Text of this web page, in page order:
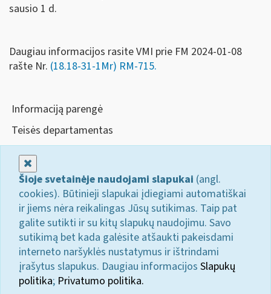
sausio 1 d.
Daugiau informacijos rasite VMI prie FM 2024-01-08
rašte Nr. (18.18-31-1Mr) RM-715.
Informaciją parengė
Teisės departamentas
Šioje svetainėje naudojami slapukai (angl.
cookies). Būtinieji slapukai įdiegiami automatiškai
ir jiems nėra reikalingas Jūsų sutikimas. Taip pat
galite sutikti ir su kitų slapukų naudojimu. Savo
sutikimą bet kada galėsite atšaukti pakeisdami
interneto naršyklės nustatymus ir ištrindami
įrašytus slapukus. Daugiau informacijos Slapukų
politika; Privatumo politika.